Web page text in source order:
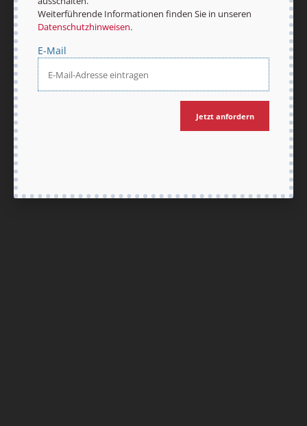
Nach oben
Weiterführende Informationen finden Sie in unseren
Datenschutzhinweisen.
E-Mail
Jetzt anfordern